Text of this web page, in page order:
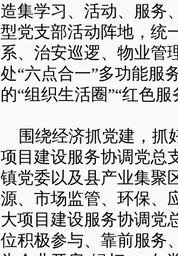
造集学习、活动、服务
型党支部活动阵地，统
系、治安巡逻、物业管
处“六点合一”多功能服
的“组织生活圈”“红色服
围绕经济抓党建，抓
项目建设服务协调党总
镇党委以及县产业集聚
源、市场监管、环保、
大项目建设服务协调党
位积极参与、靠前服务